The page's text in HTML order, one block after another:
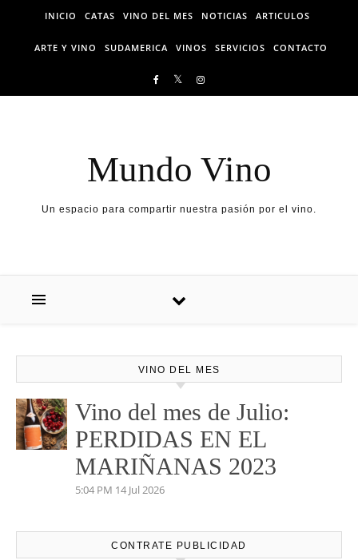
Skip to content
INICIO CATAS VINO DEL MES NOTICIAS ARTICULOS
ARTE Y VINO SUDAMERICA VINOS SERVICIOS CONTACTO
Mundo Vino
Un espacio para compartir nuestra pasión por el vino.
VINO DEL MES
Vino del mes de Julio:
PERDIDAS EN EL
MARIÑANAS 2023
5:04 PM 14 Jul 2026
CONTRATE PUBLICIDAD